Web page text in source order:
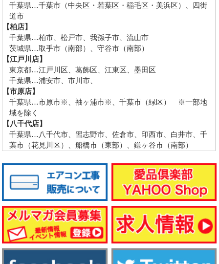
千葉県…千葉市（中央区・若葉区・稲毛区・美浜区）、四街
道市
【柏店】
千葉県…柏市、松戸市、我孫子市、流山市
茨城県…取手市（南部）、守谷市（南部）
【江戸川店】
東京都…江戸川区、葛飾区、江東区、墨田区
千葉県…浦安市、市川市、
【市原店】
千葉県…市原市※、袖ヶ浦市※、千葉市（緑区） ※一部地
域を除く
【八千代店】
千葉県…八千代市、習志野市、佐倉市、印西市、白井市、千
葉市（花見川区）、船橋市（東部）、鎌ヶ谷市（南部）